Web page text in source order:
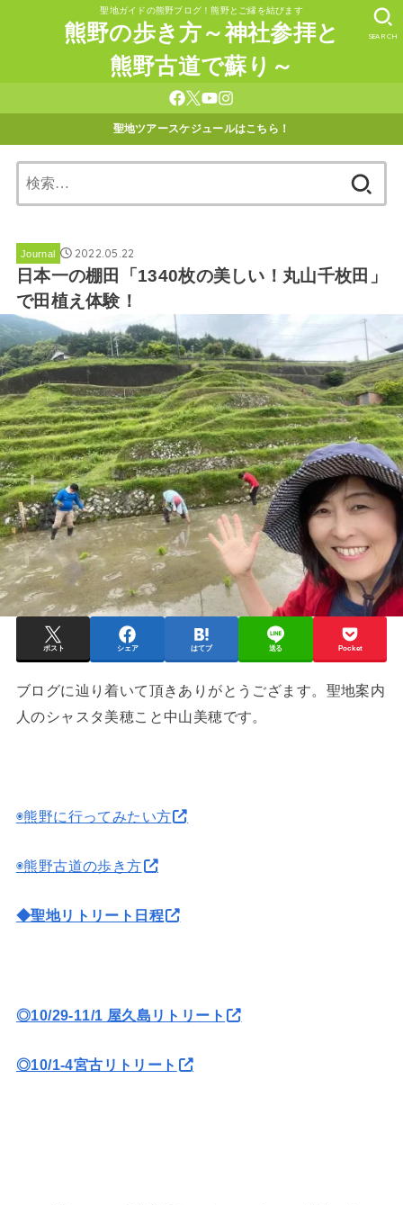
聖地ガイドの熊野ブログ！熊野とご縁を結びます
熊野の歩き方～神社参拝と
熊野古道で蘇り～
SEARCH
聖地ツアースケジュールはこちら！
索:
Journal 2022.05.22
日本一の棚田「1340枚の美しい！丸山千枚田」
で田植え体験！
ポスト シェア はてブ 送る Pocket
ブログに辿り着いて頂きありがとうござます。聖地案内
人のシャスタ美穂こと中山美穂です。
◉熊野に行ってみたい方
◉熊野古道の歩き方
◆聖地リトリート日程
◎10/29-11/1 屋久島リトリート
◎10/1-4宮古リトリート